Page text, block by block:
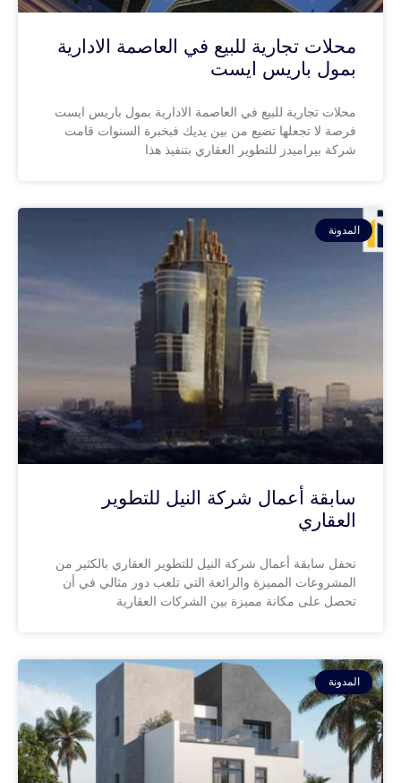
محلات تجارية للبيع في العاصمة الادارية
بمول باريس ايست
محلات تجارية للبيع في العاصمة الادارية بمول باريس ايست
فرصة لا تجعلها تضيع من بين يديك فبخبرة السنوات قامت
شركة بيراميدز للتطوير العقاري بتنفيذ هذا
المدونة
سابقة أعمال شركة النيل للتطوير
العقاري
تحفل سابقة أعمال شركة النيل للتطوير العقاري بالكثير من
المشروعات المميزة والرائعة التي تلعب دور مثالي في أن
تحصل على مكانة مميزة بين الشركات العقارية
المدونة